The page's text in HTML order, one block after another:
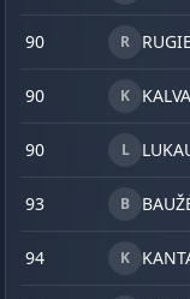
90 R
90 K
90 L
93 B
94 K